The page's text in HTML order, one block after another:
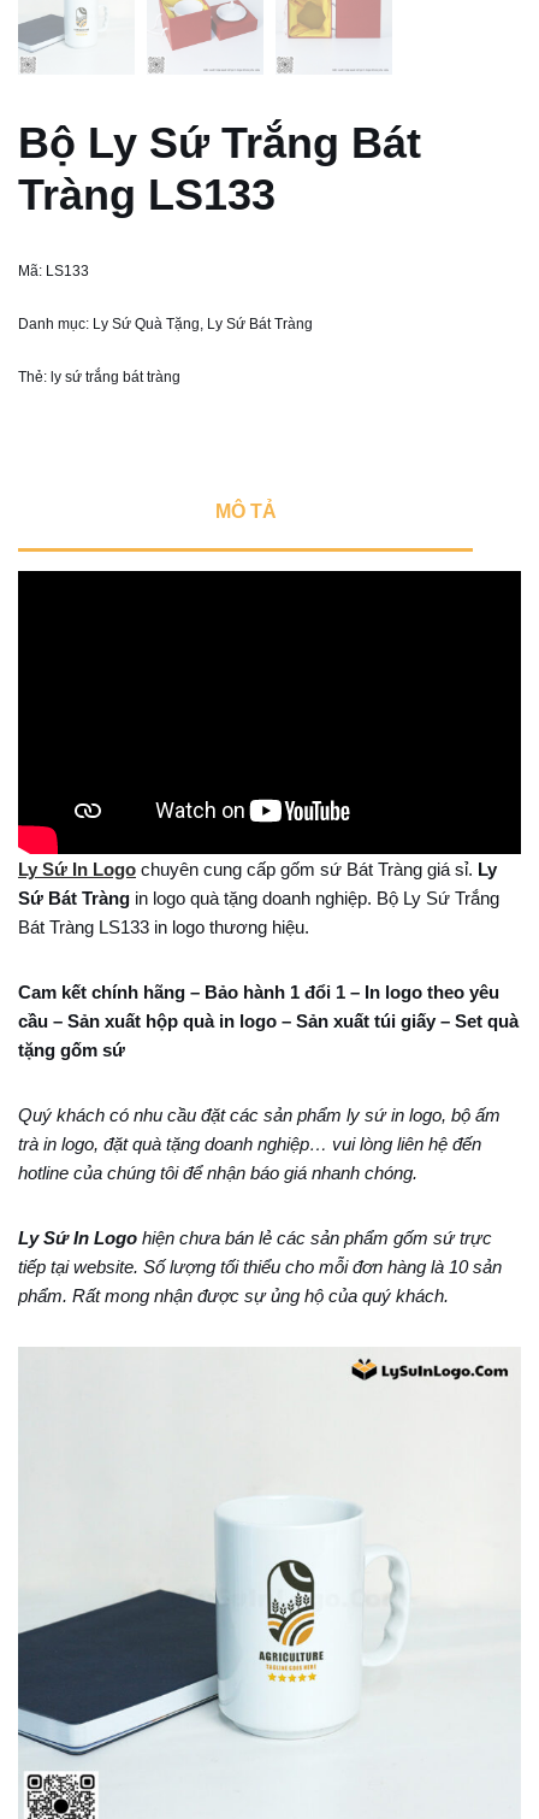
Bộ Ly Sứ Trắng Bát
Tràng LS133
Mã: LS133
Danh mục: Ly Sứ Quà Tặng, Ly Sứ Bát Tràng
Thẻ: ly sứ trắng bát tràng
MÔ TẢ
Ly Sứ In Logo chuyên cung cấp gốm sứ Bát Tràng giá sỉ. Ly
Sứ Bát Tràng in logo quà tặng doanh nghiệp. Bộ Ly Sứ Trắng
Bát Tràng LS133 in logo thương hiệu.
Cam kết chính hãng – Bảo hành 1 đổi 1 – In logo theo yêu
cầu – Sản xuất hộp quà in logo – Sản xuất túi giấy – Set quà
tặng gốm sứ
Quý khách có nhu cầu đặt các sản phẩm ly sứ in logo, bộ ấm
trà in logo, đặt quà tặng doanh nghiệp… vui lòng liên hệ đến
hotline của chúng tôi để nhận báo giá nhanh chóng.
Ly Sứ In Logo hiện chưa bán lẻ các sản phẩm gốm sứ trực
tiếp tại website. Số lượng tối thiểu cho mỗi đơn hàng là 10 sản
phẩm. Rất mong nhận được sự ủng hộ của quý khách.